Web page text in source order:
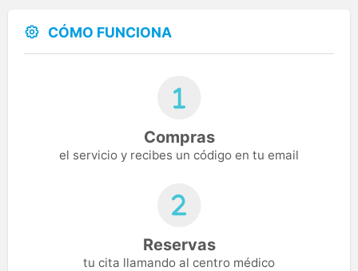
CÓMO FUNCIONA
Compras
el servicio y recibes un código en tu email
Reservas
tu cita llamando al centro médico